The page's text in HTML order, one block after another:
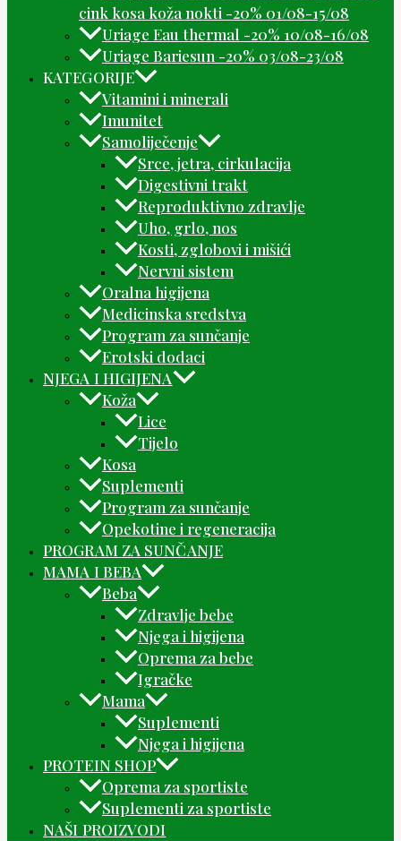
cink kosa koža nokti -20% 01/08-15/08
Uriage Eau thermal -20% 10/08-16/08
Uriage Bariesun -20% 03/08-23/08
KATEGORIJE
Vitamini i minerali
Imunitet
Samoliječenje
Srce, jetra, cirkulacija
Digestivni trakt
Reproduktivno zdravlje
Uho, grlo, nos
Kosti, zglobovi i mišići
Nervni sistem
Oralna higijena
Medicinska sredstva
Program za sunčanje
Erotski dodaci
NJEGA I HIGIJENA
Koža
Lice
Tijelo
Kosa
Suplementi
Program za sunčanje
Opekotine i regeneracija
PROGRAM ZA SUNČANJE
MAMA I BEBA
Beba
Zdravlje bebe
Njega i higijena
Oprema za bebe
Igračke
Mama
Suplementi
Njega i higijena
PROTEIN SHOP
Oprema za sportiste
Suplementi za sportiste
NAŠI PROIZVODI